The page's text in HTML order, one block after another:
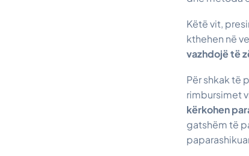
Këtë vit,
kthehen në
vazhdojë të
Për shkak të
rimbursimet
kërkohen
gatshëm të